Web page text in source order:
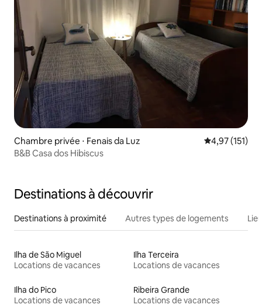
Chambre privée ⋅ Fenais da Luz Évaluation
4,97 (151)
B&B Casa dos Hibiscus
Destinations à découvrir
Destinations à proximité Autres types de logements
Ilha de São Miguel
Locations de vacances
Ilha Terceira
Locations de vacances
Ilha do Pico
Locations de vacances
Ribeira Grande
Locations de vacances